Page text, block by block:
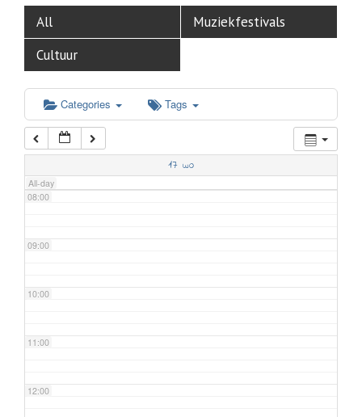
All
Muziekfestivals
Cultuur
Categories Tags
17 wo
All-day
04:00
05:00
06:00
07:00
08:00
09:00
10:00
11:00
12:00